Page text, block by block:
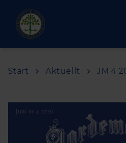
Start Aktuellt JM 4